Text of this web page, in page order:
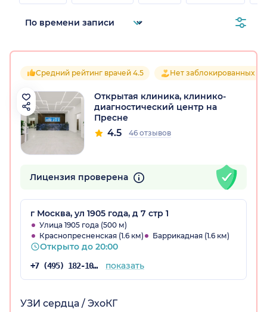
Средний рейтинг врачей 4.5 Нет заблокированных
Открытая клиника, клинико-
диагностический центр на
Пресне
4.5 46 отзывов
Лицензия проверена
г Москва, ул 1905 года, д 7 стр 1
Улица 1905 года (500 м)
Краснопресненская (1.6 км)
Баррикадная (1.6 км)
Открыто до 20:00
+7 (495) 182-10-31 показать
УЗИ сердца / ЭхоКГ